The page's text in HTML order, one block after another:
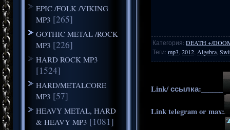
EPIC /FOLK /VIKING
MP3 [265]
GOTHIC METAL /ROCK
MP3 [226]
HARD ROCK MP3
[1524]
HARD/METALCORE
MP3 [57]
HEAVY METAL, HARD
& HEAVY MP3 [1081]
Категория: DEATH +/
Теги: mp3 2012 Algebra
Link/ ссылка:______
Link telegram or max: